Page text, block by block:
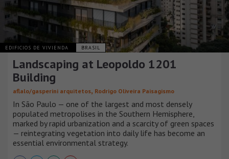
EDIFICIOS DE VIVIENDA BRASIL
Landscaping at Leopoldo 1201
Building
aflalo/gasperini arquitetos, Rodrigo Oliveira Paisagismo
In São Paulo — one of the largest and most densely
populated metropolises in the Southern Hemisphere,
marked by rapid urbanization and a scarcity of green spaces
— reintegrating vegetation into daily life has become an
essential environmental strategy.